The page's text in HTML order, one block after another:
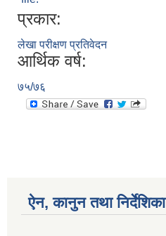
प्रकार:
लेखा परीक्षण प्रतिवेदन
आर्थिक वर्ष:
७५/७६
ऐन, कानुन तथा निर्देशिका